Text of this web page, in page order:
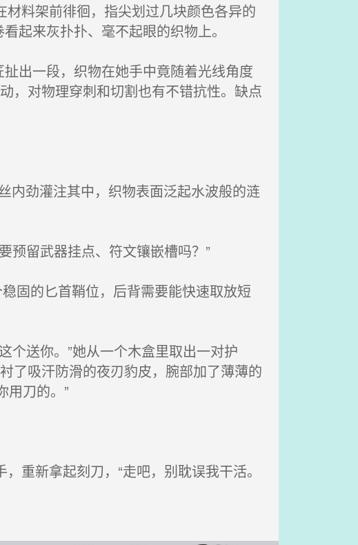
料架前徘徊，指尖划过几块颜色各异的
起来灰扑扑、毫不起眼的织物上。
扯出一段，织物在她手中竟随着光线角度
，对物理穿刺和切割也有不错抗性。缺点
劲灌注其中，织物表面泛起水波般的涟
预留武器挂点、符文镶嵌槽吗？”
固的匕首鞘位，后背需要能快速取放短
个送你。”她从一个木盒里取出一对护
了吸汗防滑的夜刃豹皮，腕部加了薄薄的
用刀的。”
重新拿起刻刀，“走吧，别耽误我干活。